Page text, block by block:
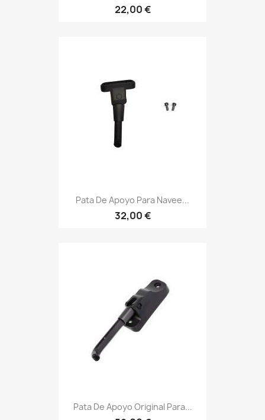
22,00 €
Pata De Apoyo Para Navee...
32,00 €
Pata De Apoyo Original Para...